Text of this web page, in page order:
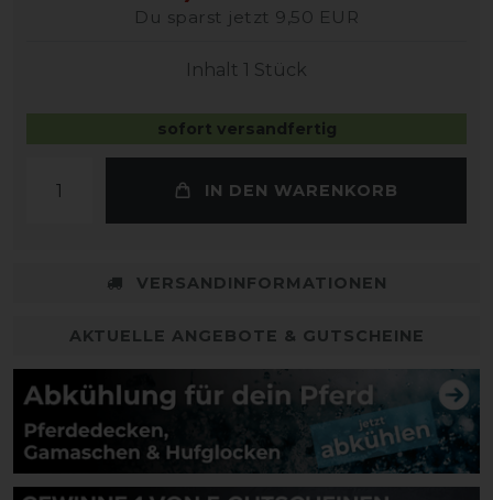
Du sparst jetzt 9,50 EUR
Inhalt 1 Stück
sofort versandfertig
IN DEN WARENKORB
VERSANDINFORMATIONEN
AKTUELLE ANGEBOTE & GUTSCHEINE